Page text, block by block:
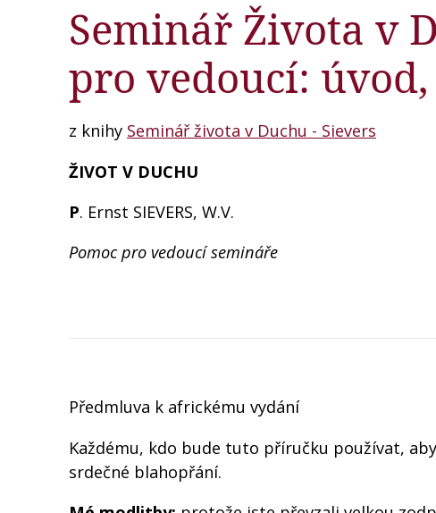
Seminář Života v
pro vedoucí:
z knihy Seminář života v Duchu - Sievers
ŽIVOT V DUCHU
P. Ernst SIEVERS, W.V.
Pomoc pro vedoucí semináře
Předmluva k africkému vydání
Každému, kdo bude tuto příručku používat,
srdečné blahopřání.